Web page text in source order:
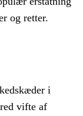
og retter.
i
vifte af